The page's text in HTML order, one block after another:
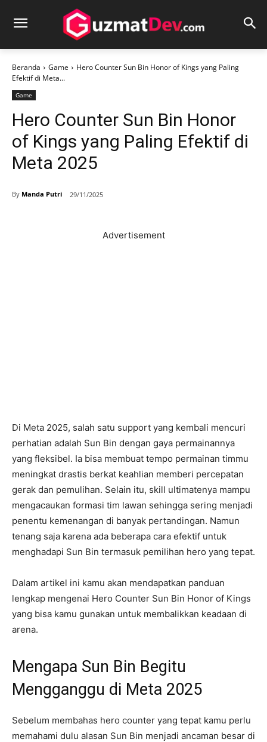
Beranda Game
Hero Counter Sun Bin Honor of Kings yang Paling
Efektif di Meta...
Game
Hero Counter Sun Bin Honor
of Kings yang Paling Efektif di
Meta 2025
By Manda Putri 29/11/2025
Advertisement
Di Meta 2025, salah satu support yang kembali mencuri
perhatian adalah Sun Bin dengan gaya permainannya
yang fleksibel. Ia bisa membuat tempo permainan timmu
meningkat drastis berkat keahlian memberi percepatan
gerak dan pemulihan. Selain itu, skill ultimatenya mampu
mengacaukan formasi tim lawan sehingga sering menjadi
penentu kemenangan di banyak pertandingan. Namun
tenang saja karena ada beberapa cara efektif untuk
menghadapi Sun Bin termasuk pemilihan hero yang tepat.
Dalam artikel ini kamu akan mendapatkan panduan
lengkap mengenai Hero Counter Sun Bin Honor of Kings
yang bisa kamu gunakan untuk membalikkan keadaan di
arena.
Mengapa Sun Bin Begitu
Mengganggu di Meta 2025
Sebelum membahas hero counter yang tepat kamu perlu
memahami dulu alasan Sun Bin menjadi ancaman besar di